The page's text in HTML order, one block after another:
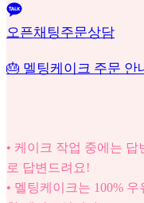
오픈채팅주문상담
🎂 멜팅케이크 주문 안
• 케이크 작업 중에는
로 답변드려요!
• 멜팅케이크는 100%